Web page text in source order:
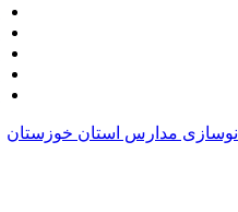
نوسازی مدارس استان خوزستان